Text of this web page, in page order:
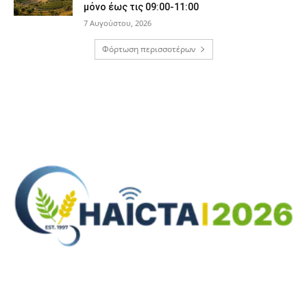
μόνο έως τις 09:00-11:00
7 Αυγούστου, 2026
Φόρτωση περισσοτέρων